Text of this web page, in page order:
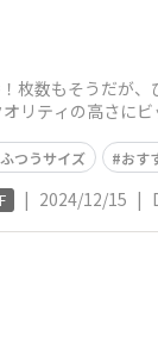
枚数もそうだが
リティの高さに
ふつうサイズ おす
| 2024/12/15 |